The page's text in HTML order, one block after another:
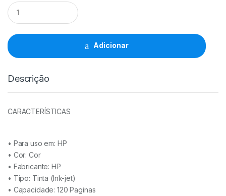
Tinteiro
Original
HP
308
Cor
-
(7FP2UE)
Adicionar
Descrição
CARACTERÍSTICAS
• Para uso em: HP
• Cor: Cor
• Fabricante:HP
• Tipo: Tinta (Ink-jet)
• Capacidade:120 Paginas